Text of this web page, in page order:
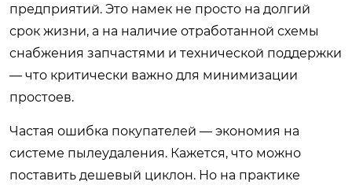
предприятий. Это намек не просто на долгий
срок жизни, а на наличие отработанной схемы
снабжения запчастями и технической поддержки
— что критически важно для минимизации
простоев.
Частая ошибка покупателей — экономия на
системе пылеудаления. Кажется, что можно
поставить дешевый циклон. Но на практике